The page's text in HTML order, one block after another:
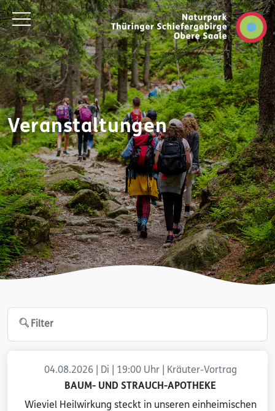
Veranstaltungen
Filter
04.08.2026 | Di | 19:00 Uhr | Kräuter-Vortrag
BAUM- UND STRAUCH-APOTHEKE
Wieviel Heilwirkung steckt in unseren einheimischen